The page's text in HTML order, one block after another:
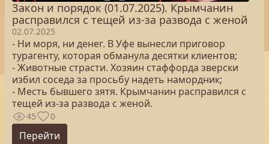
Закон и порядок (01.07.2025). Крымчанин
расправился с тещей из-за развода с женой
02.07.2025
- Ни моря, ни денег. В Уфе вынесли приговор
турагенту, которая обманула десятки клиентов;
- Животные страсти. Хозяин стаффорда зверски
избил соседа за просьбу надеть намордник;
- Месть бывшего зятя. Крымчанин расправился с
тещей из-за развода с женой.
45 0
Перейти